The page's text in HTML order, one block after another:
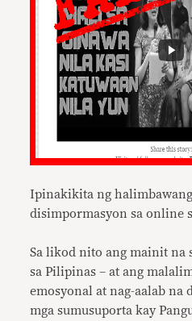
Ipinakikita ng
disimpormasyon sa online
Sa likod nito ang mainit na
sa Pilipinas – at ang
emosyonal at nag-aalab na
mga sumusuporta kay